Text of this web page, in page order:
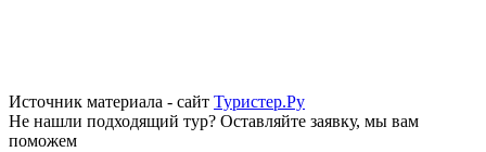
Источник материала - сайт Туристер.Ру
Не нашли подходящий тур? Оставляйте заявку, мы вам
поможем